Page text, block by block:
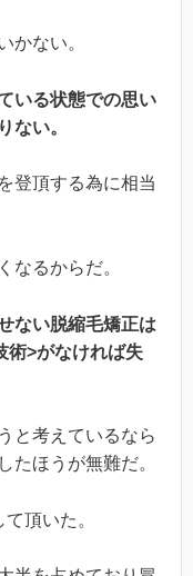
かない。
いる状態での思い
ない。
登頂する為に相当
なるからだ。
ない脱縮毛矯正は
術>がなければ失
と考えているなら
たほうが無難だ。
頂いた。